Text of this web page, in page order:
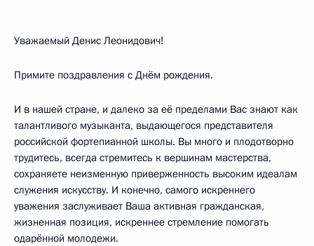
Уважаемый Денис Леонидович!
Примите поздравления с Днём рождения.
И в нашей стране, и далеко за её пределами Вас знают как
талантливого музыканта, выдающегося представителя
российской фортепианной школы. Вы много и плодотворно
трудитесь, всегда стремитесь к вершинам мастерства,
сохраняете неизменную приверженность высоким идеалам
служения искусству. И конечно, самого искреннего
уважения заслуживает Ваша активная гражданская,
жизненная позиция, искреннее стремление помогать
одарённой молодежи.